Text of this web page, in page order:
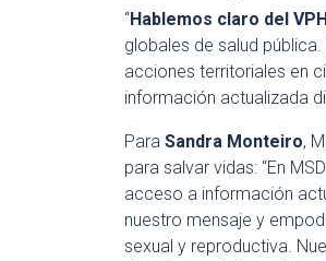
“Hablemos claro del
globales de salud
acciones territoriales en
información actualizada
Para Sandra Monteiro,
para salvar vidas: “En
acceso a información
nuestro mensaje y
sexual y reproductiva.